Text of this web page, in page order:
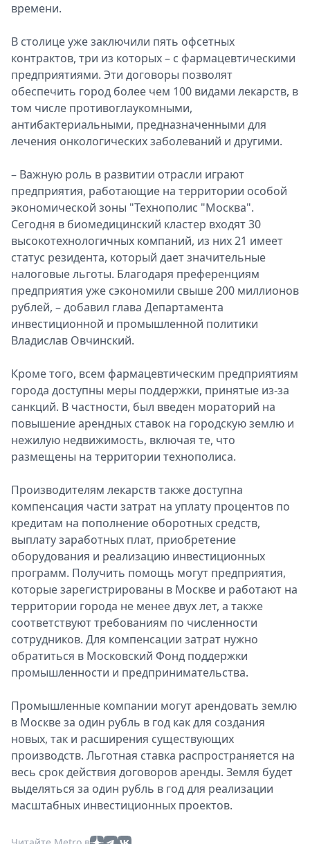
времени.
В столице уже заключили пять офсетных
контрактов, три из которых – с фармацевтическими
предприятиями. Эти договоры позволят
обеспечить город более чем 100 видами лекарств, в
том числе противоглаукомными,
антибактериальными, предназначенными для
лечения онкологических заболеваний и другими.
– Важную роль в развитии отрасли играют
предприятия, работающие на территории особой
экономической зоны "Технополис "Москва".
Сегодня в биомедицинский кластер входят 30
высокотехнологичных компаний, из них 21 имеет
статус резидента, который дает значительные
налоговые льготы. Благодаря преференциям
предприятия уже сэкономили свыше 200 миллионов
рублей, – добавил глава Департамента
инвестиционной и промышленной политики
Владислав Овчинский.
Кроме того, всем фармацевтическим предприятиям
города доступны меры поддержки, принятые из-за
санкций. В частности, был введен мораторий на
повышение арендных ставок на городскую землю и
нежилую недвижимость, включая те, что
размещены на территории технополиса.
Производителям лекарств также доступна
компенсация части затрат на уплату процентов по
кредитам на пополнение оборотных средств,
выплату заработных плат, приобретение
оборудования и реализацию инвестиционных
программ. Получить помощь могут предприятия,
которые зарегистрированы в Москве и работают на
территории города не менее двух лет, а также
соответствуют требованиям по численности
сотрудников. Для компенсации затрат нужно
обратиться в Московский Фонд поддержки
промышленности и предпринимательства.
Промышленные компании могут арендовать землю
в Москве за один рубль в год как для создания
новых, так и расширения существующих
производств. Льготная ставка распространяется на
весь срок действия договоров аренды. Земля будет
выделяться за один рубль в год для реализации
масштабных инвестиционных проектов.